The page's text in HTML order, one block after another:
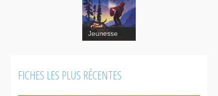
The Great
Jeunesse
FICHES LES PLUS RÉCENTES